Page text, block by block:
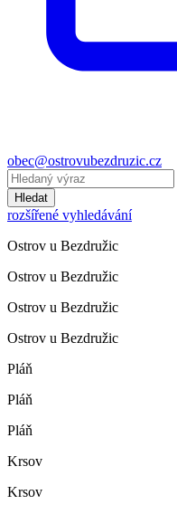
obec@ostrovubezdruzic.cz
Hledat
rozšířené vyhledávání
Ostrov u Bezdružic
Ostrov u Bezdružic
Ostrov u Bezdružic
Ostrov u Bezdružic
Pláň
Pláň
Pláň
Krsov
Krsov